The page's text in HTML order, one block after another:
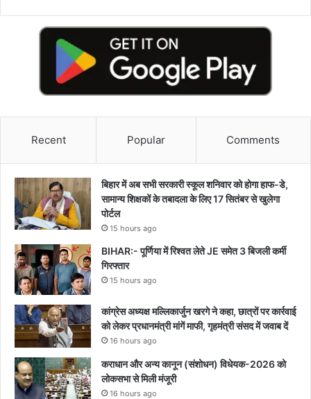
Recent Popular Comments
बिहार में अब सभी सरकारी स्कूल शनिवार को होगा हाफ-डे,
सामान्य शिक्षकों के तबादला के लिए 17 सितंबर से खुलेगा
पोर्टल
15 hours ago
BIHAR:- पूर्णिया में रिश्वत लेते JE समेत 3 बिजली कर्मी
गिरफ्तार
15 hours ago
कांग्रेस अध्यक्ष मल्लिकार्जुन खरगे ने कहा, छात्रों पर कार्रवाई
को लेकर प्रधानमंत्री मांगें माफी, गृहमंत्री संसद में जवाब दें
16 hours ago
कराधान और अन्य कानून (संशोधन) विधेयक-2026 को
लोकसभा से मिली मंजूरी
16 hours ago